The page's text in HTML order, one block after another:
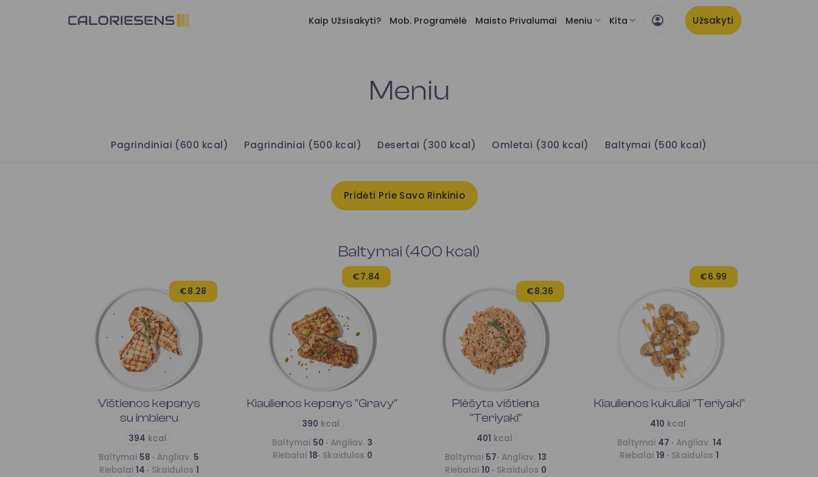
Kaip Užsisakyti? Mob. Programėlė Maisto Privalumai Meniu Kita Užsakyti
Meniu
Pagrindiniai (600 kcal) Pagrindiniai (500 kcal) Desertai (300 kcal) Omletai (300 kcal) Baltymai (500 kcal)
Pridėti Prie Savo Rinkinio
Baltymai (400 kcal)
Vištienos kepsnys
su imbieru
394 kcal
Baltymai 58 · Angliav. 5
Riebalai 14 · Skaidulos 1
€8.28
Kiaulienos kepsnys "Gravy"
390 kcal
Baltymai 50 · Angliav. 3
Riebalai 18· Skaidulos 0
€7.84
Plėšyta vištiena
"Teriyaki"
401 kcal
Baltymai 57· Angliav. 13
Riebalai 10 · Skaidulos 0
€8.36
Kiaulienos kukuliai "Teriyaki"
410 kcal
Baltymai 47 · Angliav. 14
Riebalai 19 · Skaidulos 1
€6.99